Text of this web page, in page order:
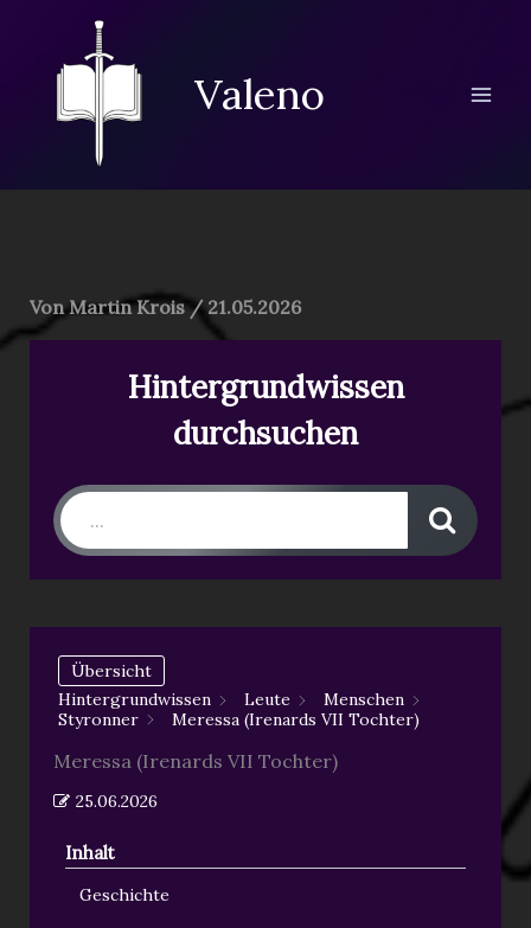
springen
Valeno
VonMartin Krois/21.05.2026
Hintergrundwissen
durchsuchen
Übersicht
Hintergrundwissen
Leute
Menschen
Styronner
Meressa (Irenards VII Tochter)
Meressa (Irenards VII Tochter)
25.06.2026
Inhalt
Geschichte